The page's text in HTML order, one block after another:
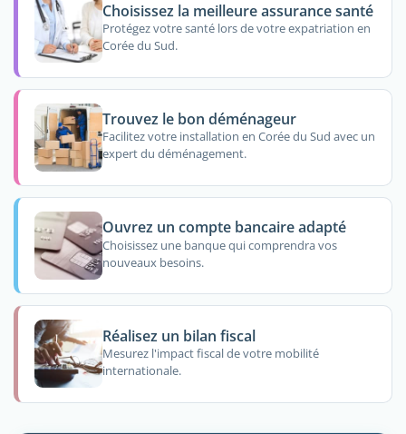
Choisissez la meilleure assurance santé
Protégez votre santé lors de votre expatriation en
Corée du Sud.
Trouvez le bon déménageur
Facilitez votre installation en Corée du Sud avec un
expert du déménagement.
Ouvrez un compte bancaire adapté
Choisissez une banque qui comprendra vos
nouveaux besoins.
Réalisez un bilan fiscal
Mesurez l'impact fiscal de votre mobilité
internationale.